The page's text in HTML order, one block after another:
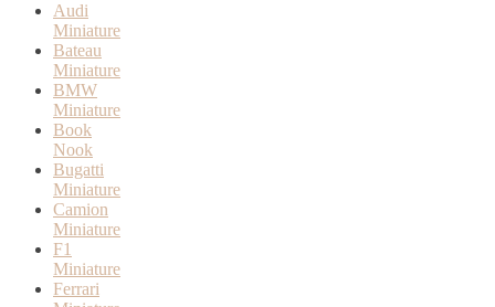
Audi
Miniature
Bateau
Miniature
BMW
Miniature
Book
Nook
Bugatti
Miniature
Camion
Miniature
F1
Miniature
Ferrari